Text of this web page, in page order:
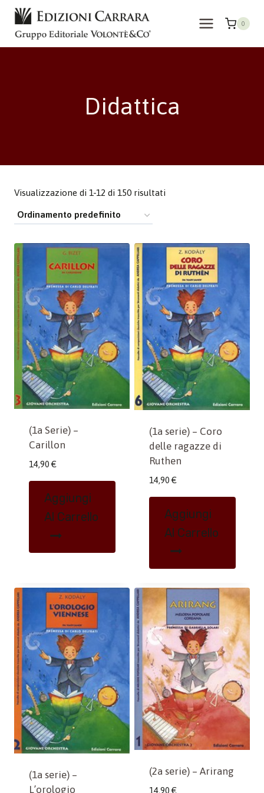
Salta
contenuto
0
Didattica
Visualizzazione di 1-12 di 150 risultati
(1a Serie) –
Carillon
14,90 €
Aggiungi
Al Carrello
(1a serie) – Coro
delle ragazze di
Ruthen
14,90 €
Aggiungi
Al Carrello
(1a serie) –
L’orologio
(2a serie) – Arirang
14,90 €